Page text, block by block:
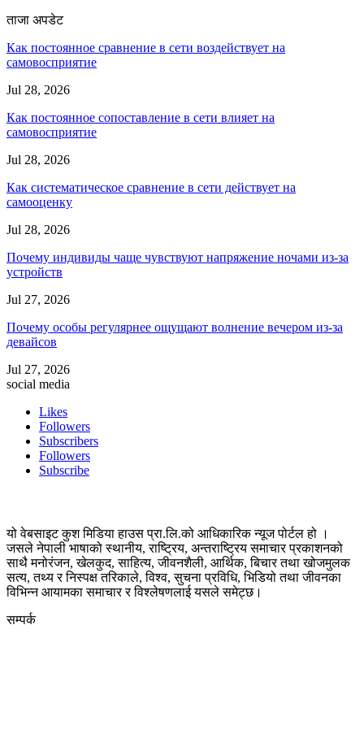
ताजा अपडेट
Как постоянное сравнение в сети воздействует на
самовосприятие
Jul 28, 2026
Как постоянное сопоставление в сети влияет на
самовосприятие
Jul 28, 2026
Как систематическое сравнение в сети действует на
самооценку
Jul 28, 2026
Почему индивиды чаще чувствуют напряжение ночами из-за
устройств
Jul 27, 2026
Почему особы регулярнее ощущают волнение вечером из-за
девайсов
Jul 27, 2026
social media
Likes
Followers
Subscribers
Followers
Subscribe
यो वेबसाइट कुश मिडिया हाउस प्रा.लि.को आधिकारिक न्यूज पोर्टल हो ।
जसले नेपाली भाषाको स्थानीय, राष्ट्रिय, अन्तराष्ट्रिय समाचार प्रकाशनको
साथै मनोरंजन, खेलकुद, साहित्य, जीवनशैली, आर्थिक, बिचार तथा खोजमुलक
सत्य, तथ्य र निस्पक्ष तरिकाले, विश्व, सुचना प्रविधि, भिडियो तथा जीवनका
विभिन्न आयामका समाचार र विश्लेषणलाई यसले समेट्छ।
सम्पर्क